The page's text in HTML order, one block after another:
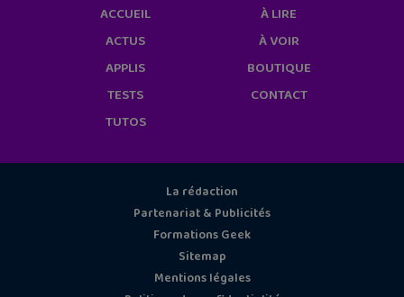
ACCUEIL
ACTUS
APPLIS
TESTS
TUTOS
À LIRE
À VOIR
BOUTIQUE
CONTACT
La rédaction
Partenariat & Publicités
Formations Geek
Sitemap
Mentions légales